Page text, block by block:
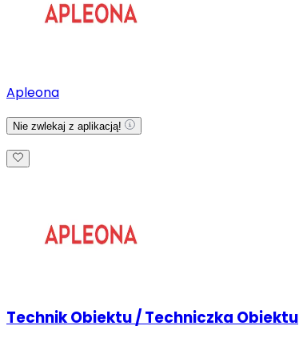
Apleona
Nie zwlekaj z aplikacją!
Technik Obiektu / Techniczka Obiektu